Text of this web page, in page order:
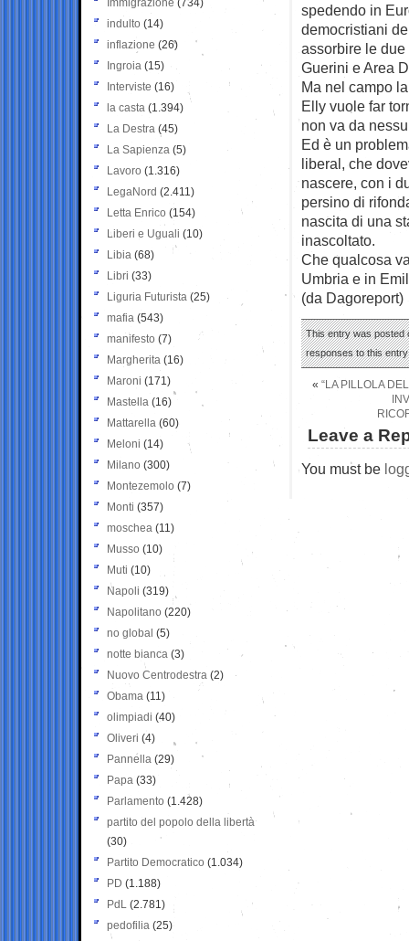
spedendo in
democristiani
assorbire le
Guerini e Area
Ma nel campo
Elly vuole far
non va da
Ed è un
liberal, che
nascere, con i
persino di
nascita di una
inascoltato.
Che qualcosa
Umbria e in
(da Dagoreport)
This entry was posted
responses to this
« “LA PILLOLA
Leave a
You must be
Immigrazione (734)
indulto (14)
inflazione (26)
Ingroia (15)
Interviste (16)
la casta (1.394)
La Destra (45)
La Sapienza (5)
Lavoro (1.316)
LegaNord (2.411)
Letta Enrico (154)
Liberi e Uguali (10)
Libia (68)
Libri (33)
Liguria Futurista (25)
mafia (543)
manifesto (7)
Margherita (16)
Maroni (171)
Mastella (16)
Mattarella (60)
Meloni (14)
Milano (300)
Montezemolo (7)
Monti (357)
moschea (11)
Musso (10)
Muti (10)
Napoli (319)
Napolitano (220)
no global (5)
notte bianca (3)
Nuovo Centrodestra (2)
Obama (11)
olimpiadi (40)
Oliveri (4)
Pannella (29)
Papa (33)
Parlamento (1.428)
partito del popolo della libertà
(30)
Partito Democratico (1.034)
PD (1.188)
PdL (2.781)
pedofilia (25)